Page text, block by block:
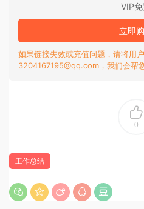
VIP
立即
如果链接失效或充值问题，请将用
3204167195@qq.com，我们会帮
0
工作总结